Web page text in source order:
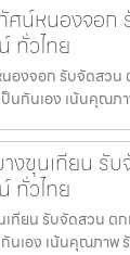
น์หนองจอก
ทั่วไทย
องจอก รับจัดสวน
นกันเอง เน้นคุณภ
งขุนเทียน รั
ทั่วไทย
ทียน รับจัดสวน ต
นเอง เน้นคุณภาพ